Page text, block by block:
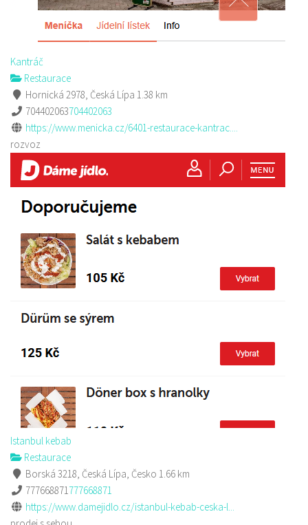
Kantráč
Restaurace
Hornická 2978, Česká Lípa 1.38 km
704402063704402063
https://www.menicka.cz/6401-restaurace-kantrac....
rozvoz
Istanbul kebab
Restaurace
Borská 3218, Česká Lípa, Česko 1.66 km
777668871777668871
https://www.damejidlo.cz/istanbul-kebab-ceska-l...